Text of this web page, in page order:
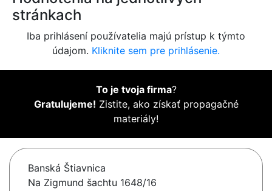
stránkach
Iba prihlásení používatelia majú prístup k týmto
údajom. Kliknite sem pre prihlásenie.
To je tvoja firma?
Gratulujeme! Zistite, ako získať propagačné
materiály!
Banská Štiavnica
Na Zigmund šachtu 1648/16